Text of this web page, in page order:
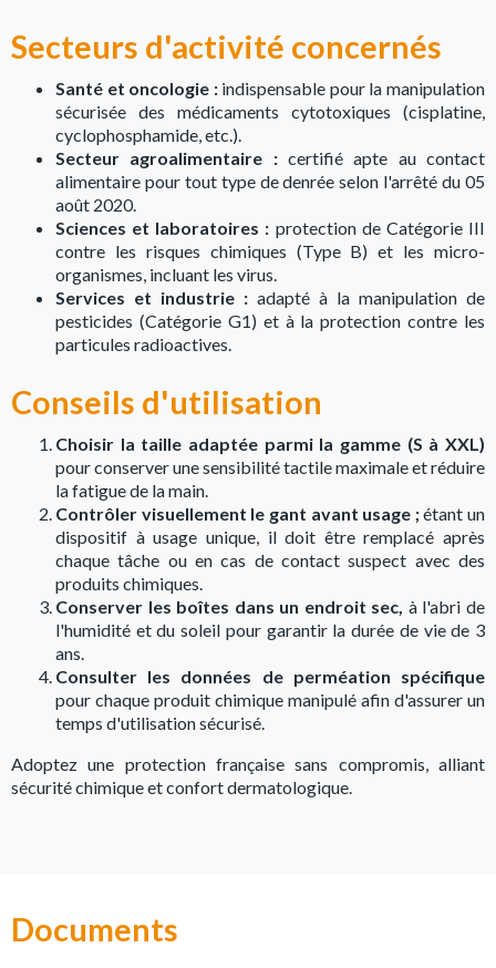
Secteurs d'activité concernés
Santé et oncologie :indispensable pour la manipulation
sécurisée des médicaments cytotoxiques (cisplatine,
cyclophosphamide, etc.).
Secteur agroalimentaire : certifié apte au contact
alimentaire pour tout type de denrée selon l'arrêté du 05
août 2020.
Sciences et laboratoires : protection de Catégorie III
contre les risques chimiques (Type B) et les micro-
organismes, incluant les virus.
Services et industrie : adapté à la manipulation de
pesticides (Catégorie G1) et à la protection contre les
particules radioactives.
Conseils d'utilisation
Choisir la taille adaptée parmi la gamme (S à XXL)
pour conserver une sensibilité tactile maximale et réduire
la fatigue de la main.
Contrôler visuellement le gant avant usage ;étant un
dispositif à usage unique, il doit être remplacé après
chaque tâche ou en cas de contact suspect avec des
produits chimiques.
Conserver les boîtes dans un endroit sec, à l'abri de
l'humidité et du soleil pour garantir la durée de vie de 3
ans.
Consulter les données de perméation spécifique
pour chaque produit chimique manipulé afin d'assurer un
temps d'utilisation sécurisé.
Adoptez une protection française sans compromis, alliant
sécurité chimique et confort dermatologique.
Documents